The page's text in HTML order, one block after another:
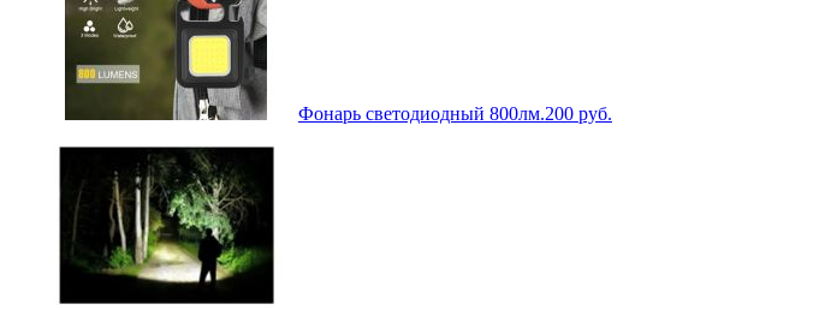
Фонарь светодиодный 800лм.200 руб.